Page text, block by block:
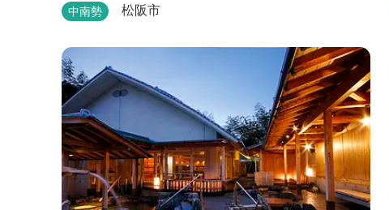
館内には松阪牛を使った洋食・和食のレストランと
州への観光の拠点にご利用ください。
中南勢 松阪市